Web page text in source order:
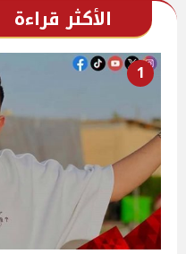
الأكثر قراءة
1